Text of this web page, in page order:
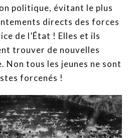
politique, évitant le plus
directs des forces
de l’État ! Elles et ils
trouver de nouvelles
Non tous les jeunes ne sont
forcenés !